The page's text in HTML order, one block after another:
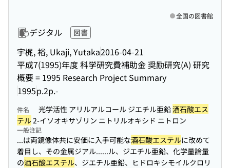
デジタル 図書
宇梶, 裕, Ukaji, Yutaka2016-04-21
平成7(1995)年度 科学研究費補助金 奨励研究(A) 研究
概要 = 1995 Research Project Summary
1995p.2p.-
全国の図書館
件名 光学活性 アリルアルコール ジエチル亜鉛酒石酸エス
テル2-イソオキサゾリン ニトリルオキシド ニトロン
一般注記
...は両鏡像体共に安価に入手可能な酒石酸エステルに改めて
着目し、その金属ジアル......ル、ジエチル亜鉛、化学量論量
の酒石酸エステル、ジエチル亜鉛、ヒドロキシモイルクロリ